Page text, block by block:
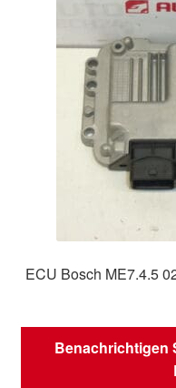
ECU Bosch ME7.4.5
Benachrichtigen